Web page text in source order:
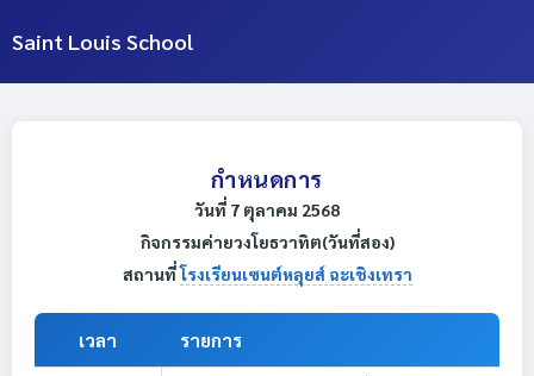
Saint Louis School
กำหนดการ
วันที่ 7 ตุลาคม 2568
กิจกรรมค่ายวงโยธวาทิต(วันที่สอง)
สถานที่โรงเรียนเซนต์หลุยส์ ฉะเชิงเทรา
เวลา รายการ